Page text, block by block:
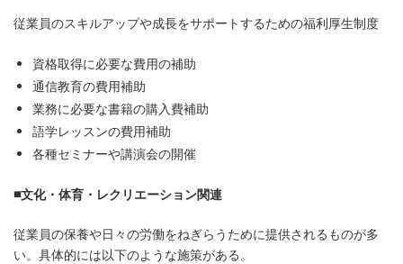
従業員のスキルアップや成長をサポートするための福利厚生制度
資格取得に必要な費用の補助
通信教育の費用補助
業務に必要な書籍の購入費補助
語学レッスンの費用補助
各種セミナーや講演会の開催
■文化・体育・レクリエーション関連
従業員の保養や日々の労働をねぎらうために提供されるものが多
い。具体的には以下のような施策がある。